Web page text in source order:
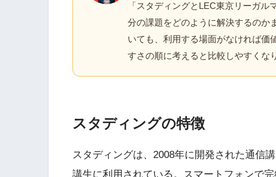
「スタディングとLEC東京リーガ
分の課題をどのように解決するのか
いても、利用する場面がなければ価
すさの順に考えると比較しやすくな
スタディングの特徴
スタディングは、2008年に開発された通信
講生に利用されている。スマートフォンで